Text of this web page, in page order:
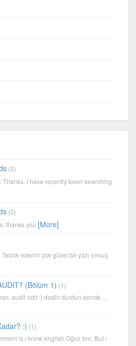
(2)
Thanks, I have recently been searching
(2)
thanks you [More]
Tebrik ederim çok güzel bir yazı olmuş.
(Bölüm 1) (1)
audit odit :) dedin durdun bende ...
:) (1)
is ı know english Oğuz bro. But ı